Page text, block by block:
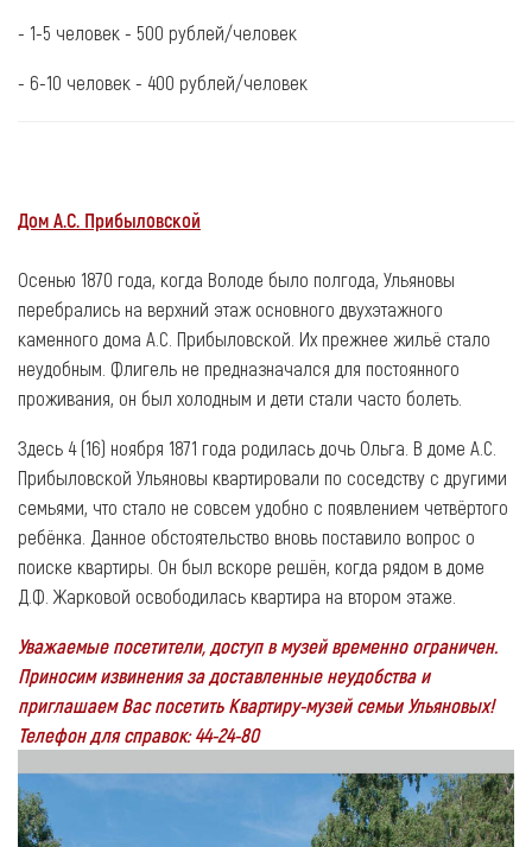
- 1-5 человек - 500 рублей/человек
- 6-10 человек - 400 рублей/человек
Дом А.С. Прибыловской
Осенью 1870 года, когда Володе было полгода, Ульяновы
перебрались на верхний этаж основного двухэтажного
каменного дома А.С. Прибыловской. Их прежнее жильё стало
неудобным. Флигель не предназначался для постоянного
проживания, он был холодным и дети стали часто болеть.
Здесь 4 (16) ноября 1871 года родилась дочь Ольга. В доме А.С.
Прибыловской Ульяновы квартировали по соседству с другими
семьями, что стало не совсем удобно с появлением четвёртого
ребёнка. Данное обстоятельство вновь поставило вопрос о
поиске квартиры. Он был вскоре решён, когда рядом в доме
Д.Ф. Жарковой освободилась квартира на втором этаже.
Уважаемые посетители, доступ в музей временно ограничен.
Приносим извинения за доставленные неудобства и
приглашаем Вас посетить Квартиру-музей семьи Ульяновых!
Телефон для справок: 44-24-80